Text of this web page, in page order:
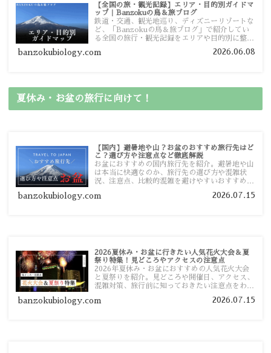
【全国の旅・観光記録】エリア・目的別ガイドマ
ップ｜Banzokuの鳥＆旅ブログ
鉄道・交通、観光地巡り、ディズニーリゾートな
ど、「Banzokuの鳥＆旅ブログ」で紹介してい
る全国の旅行・観光記録をエリアや目的別に整理
ガイドマップからスムーズに見つけていただけま
banzokubiology.com 2026.06.08
夏休み・お盆の旅行に向けて！
【国内】避暑地や山？お盆のおすすめ旅行先はど
こ？選び方や注意点など徹底解説
お盆におすすめの国内旅行先を紹介。避暑地や山
は本当に快適なのか、旅行先の選び方や混雑状
況、注意点、比較的混雑を避けやすいおすすめス
す。
banzokubiology.com 2026.07.15
2026夏休み・お盆に行きたい人気花火大会＆夏
祭り特集！見どころやアクセスの注意点
2026年夏休み・お盆におすすめの人気花火大会
と夏祭りを紹介。見どころや開催日、アクセス、
混雑対策、旅行前に知っておきたい注意点をわか
banzokubiology.com 2026.07.15